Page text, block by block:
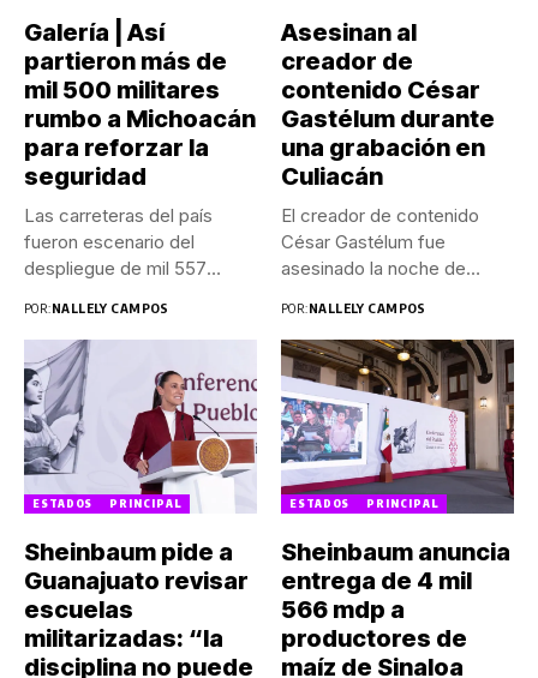
Galería | Así
partieron más de
mil 500 militares
rumbo a Michoacán
para reforzar la
seguridad
Las carreteras del país
fueron escenario del
despliegue de mil 557
POR:NALLELY CAMPOS
Asesinan al
creador de
contenido César
Gastélum durante
una grabación en
Culiacán
El creador de contenido
César Gastélum fue
asesinado la noche de
POR:NALLELY CAMPOS
ESTADOS PRINCIPAL
Sheinbaum pide a
Guanajuato revisar
escuelas
militarizadas: “la
disciplina no puede
ESTADOS PRINCIPAL
Sheinbaum anuncia
entrega de 4 mil
566 mdp a
productores de
maíz de Sinaloa